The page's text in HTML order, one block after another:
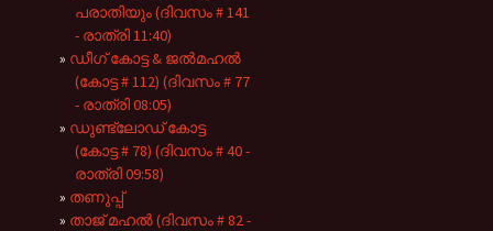
പരാതിയും (ദിവസം # 141
- രാത്രി 11:40)
ഡീഗ് കോട്ട & ജൽമഹൽ
(കോട്ട # 112) (ദിവസം # 77
- രാത്രി 08:05)
ഡുണ്ട്ലോഡ് കോട്ട
(കോട്ട # 78) (ദിവസം # 40 -
രാത്രി 09:58)
തണുപ്പ്
താജ് മഹൽ (ദിവസം # 82 -